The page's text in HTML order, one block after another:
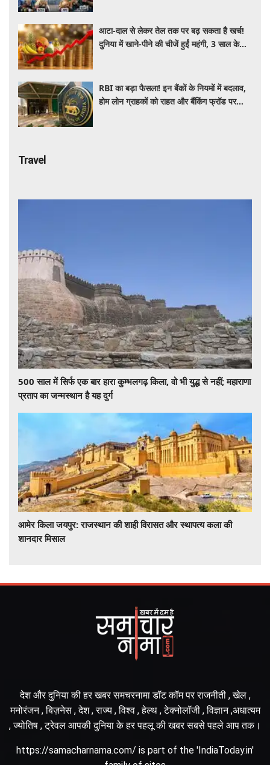
आटा-दाल से लेकर तेल तक पर बढ़ सकता है खर्च!
दुनिया में खाने-पीने की चीजें हुईं महंगी, 3 साल के
RBI का बड़ा फैसला! इन बैंकों के नियमों में बदलाव,
होम लोन ग्राहकों को राहत और बैंकिंग फ्रॉड पर
Travel
500 साल में सिर्फ एक बार हारा कुम्भलगढ़ किला, वो भी युद्ध से नहीं; महाराणा
प्रताप का जन्मस्थान है यह दुर्ग
आमेर किला जयपुर: राजस्थान की शाही विरासत और स्थापत्य कला की
शानदार मिसाल
देश और दुनिया की हर खबर समचरनामा डॉट कॉम पर राजनीती , खेल ,
मनोरंजन , बिज़नेस , देश , राज्य , विश्व , हेल्थ , टेक्नोलॉजी , विज्ञान ,अधात्यम
, ज्योतिष , ट्रेवल आपकी दुनिया के हर पहलू की खबर सबसे पहले आप तक।
https://samacharnama.com/ is part of the 'IndiaToday.in'